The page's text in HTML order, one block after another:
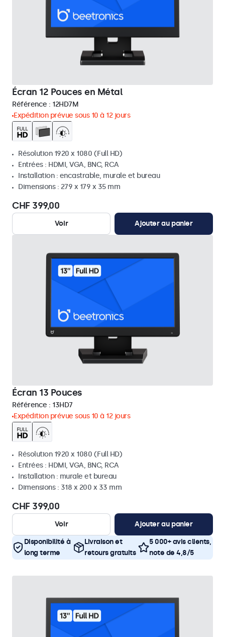
Écran 12 Pouces en Métal
Référence : 12HD7M
Expédition prévue sous 10 à 12 jours
Résolution 1920 x 1080 (Full HD)
Entrées : HDMI, VGA, BNC, RCA
Installation : encastrable, murale et bureau
Dimensions : 279 x 179 x 35 mm
CHF 399,00
Voir Ajouter au panier
Écran 13 Pouces
Référence : 13HD7
Expédition prévue sous 10 à 12 jours
Résolution 1920 x 1080 (Full HD)
Entrées : HDMI, VGA, BNC, RCA
Installation : murale et bureau
Dimensions : 318 x 200 x 33 mm
CHF 399,00
Voir Ajouter au panier
Disponibilité à
long terme
Livraison et
retours gratuits
5 000+ avis clients,
note de 4,8/5